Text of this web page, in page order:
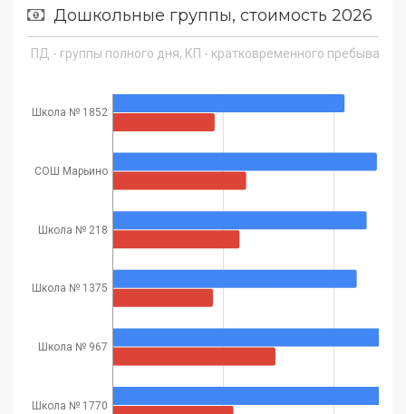
Дошкольные группы, стоимость 2026
ПД - группы полного дня, КП - кратковременного пребывания,
Школа № 1852
СОШ Марьино
Школа № 218
Школа № 1375
Школа № 967
Школа № 1770